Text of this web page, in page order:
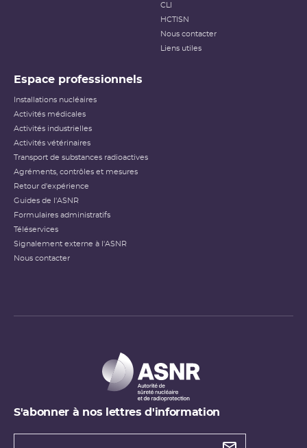
CLI
HCTISN
Nous contacter
Liens utiles
Espace professionnels
Installations nucléaires
Activités médicales
Activités industrielles
Activités vétérinaires
Transport de substances radioactives
Agréments, contrôles et mesures
Retour d'expérience
Guides de l'ASNR
Formulaires administratifs
Téléservices
Signalement externe à l'ASNR
Nous contacter
S'abonner à nos lettres d'information
Types de